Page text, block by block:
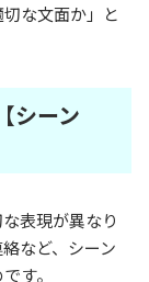
な文面か」と
シーン
表現が異なり
など、シーン
す。